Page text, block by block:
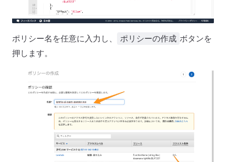
ポリシー名を任意に入力し、 ポリシーの作成 ボタンを
押します。